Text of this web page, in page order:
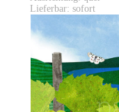
Lieferbar: sofort